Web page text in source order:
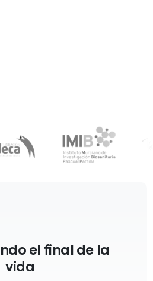
el final de la
vida